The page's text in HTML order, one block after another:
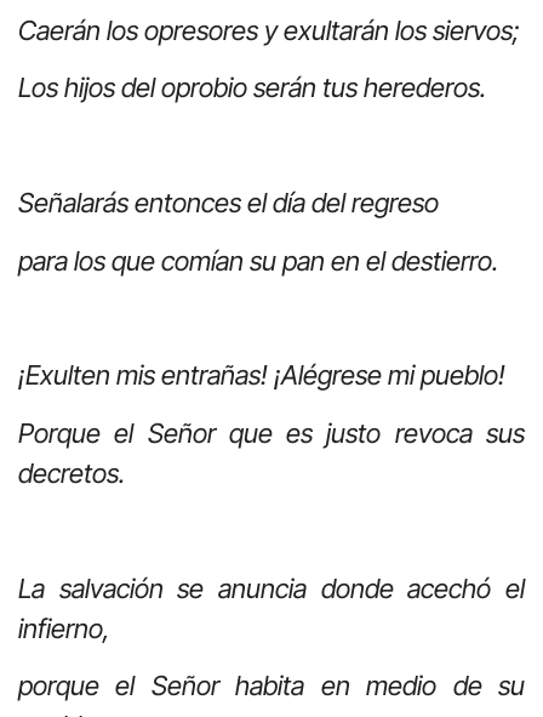
Caerán los opresores y exultarán los siervos;
Los hijos del oprobio serán tus herederos.
Señalarás entonces el día del regreso
para los que comían su pan en el destierro.
¡Exulten mis entrañas! ¡Alégrese mi pueblo!
Porque el Señor que es justo revoca sus
decretos.
La salvación se anuncia donde acechó el
infierno,
porque el Señor habita en medio de su